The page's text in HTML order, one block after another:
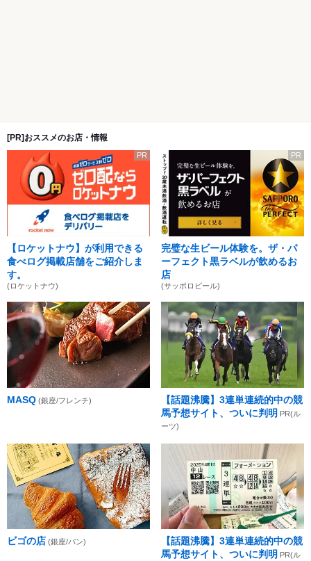
[PR]おススメのお店・情報
PR
【ロケットナウ】が利用できる
食べログ掲載店舗をご紹介しま
す。
(ロケットナウ)
PR
完璧な生ビール体験を。ザ・パ
ーフェクト黒ラベルが飲めるお
店
(サッポロビール)
MASQ (銀座/フレンチ)
【話題沸騰】3連単連続的中の競
馬予想サイト、ついに判明 PR(ル
ーツ)
ビゴの店 (銀座/パン)
【話題沸騰】3連単連続的中の競
馬予想サイト、ついに判明 PR(ル